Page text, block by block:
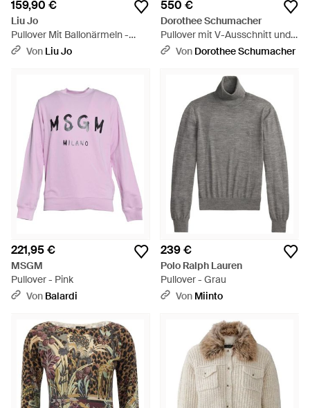
159,90 €
Liu Jo
Pullover Mit Ballonärmeln -
Schwarz
Von Liu Jo
550 €
Dorothee Schumacher
Pullover mit V-Ausschnitt und
Argyle-Stickerei - Grau
Von Dorothee Schumacher
221,95 €
MSGM
Pullover - Pink
Von Balardi
239 €
Polo Ralph Lauren
Pullover - Grau
Von Miinto